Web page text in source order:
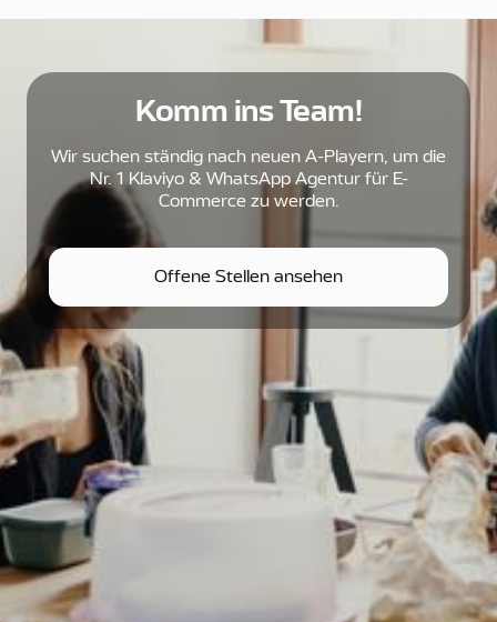
Valeria Cota
SEA Manager
Komm ins Team!
Wir suchen ständig nach neuen A-Playern, um die
Nr. 1 Klaviyo & WhatsApp Agentur für E-
Commerce zu werden.
Offene Stellen ansehen